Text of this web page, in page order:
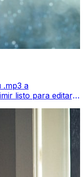
.mp3 a
listo para editar,